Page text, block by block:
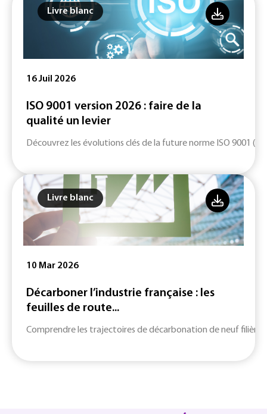
Livre blanc
16 Juil 2026
ISO 9001 version 2026 : faire de la
qualité un levier
Découvrez les évolutions clés de la future norme ISO 9001
Livre blanc
10 Mar 2026
Décarboner l’industrie française : les
feuilles de route...
Comprendre les trajectoires de décarbonation de neuf